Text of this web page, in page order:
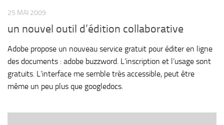
25 MAI 2009
un nouvel outil d’édition collaborative
Adobe propose un nouveau service gratuit pour éditer en ligne
des documents : adobe buzzword. L’inscription et l’usage sont
gratuits. L’interface me semble très accessible, peut être
même un peu plus que googledocs.